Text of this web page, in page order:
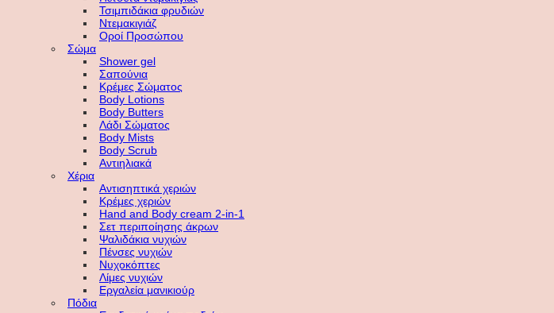
Τσιμπιδάκια φρυδιών
Ντεμακιγιάζ
Οροί Προσώπου
Σώμα
Shower gel
Σαπούνια
Κρέμες Σώματος
Body Lotions
Body Butters
Λάδι Σώματος
Body Mists
Body Scrub
Αντιηλιακά
Χέρια
Αντισηπτικά χεριών
Κρέμες χεριών
Hand and Body cream 2-in-1
Σετ περιποίησης άκρων
Ψαλιδάκια νυχιών
Πένσες νυχιών
Νυχοκόπτες
Λίμες νυχιών
Εργαλεία μανικιούρ
Πόδια